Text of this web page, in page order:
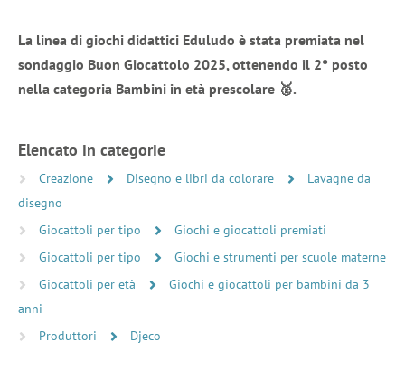
La linea di giochi didattici Eduludo è stata premiata nel
sondaggio Buon Giocattolo 2025, ottenendo il 2° posto
nella categoria Bambini in età prescolare 🥈.
Elencato in categorie
Creazione Disegno e libri da colorare
Lavagne da
disegno
Giocattoli per tipo
Giochi e giocattoli premiati
Giocattoli per tipo
Giochi e strumenti per scuole materne
Giocattoli per età
Giochi e giocattoli per bambini da 3
anni
Produttori
Djeco